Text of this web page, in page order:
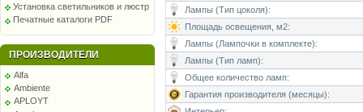
Установка светильников и люстр
Печатные каталоги PDF
ПРОИЗВОДИТЕЛИ
Alfa
Ambiente
APLOYT
Лампы (Тип цоколя):
Площадь освещения, м2:
Лампы (Лампочки в комплекте):
Лампы (Тип ламп):
Общее количество ламп:
Гарантия производителя (месяцы):